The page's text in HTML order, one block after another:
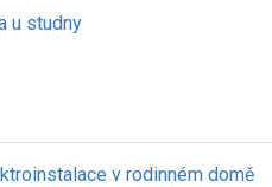
u studny
v rodinném domě